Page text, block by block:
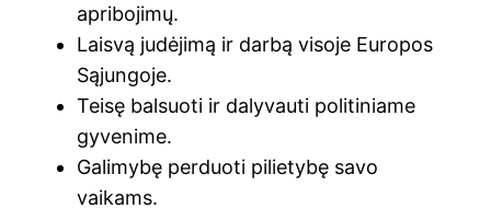
apribojimų.
Laisvą judėjimą ir darbą visoje Europos
Sąjungoje.
Teisę balsuoti ir dalyvauti politiniame
gyvenime.
Galimybę perduoti pilietybę savo
vaikams.